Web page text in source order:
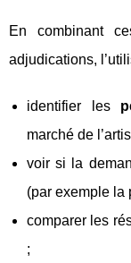
En combinant
adjudications,
identifier les
marché de
voir si la
(par exemple la
comparer les
;